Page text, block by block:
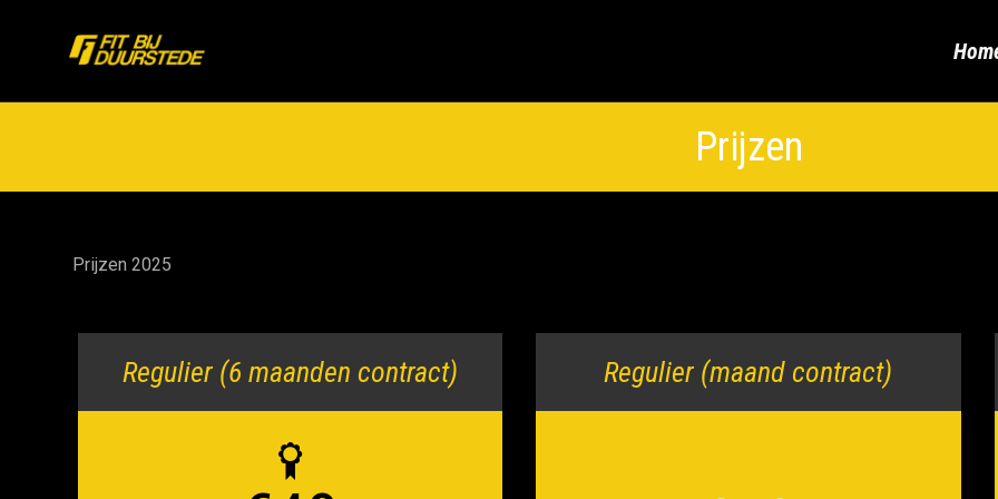
Prijzen
Prijzen 2025
Regulier (6 maanden contract) Regulier (maand contract)